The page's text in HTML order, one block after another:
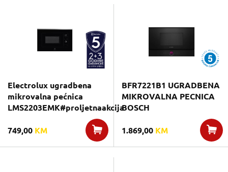
Electrolux ugradbena
mikrovalna pećnica
LMS2203EMK#proljetnaakcija
749,00 KM
BFR7221B1 UGRADBENA
MIKROVALNA PECNICA
BOSCH
1.869,00 KM